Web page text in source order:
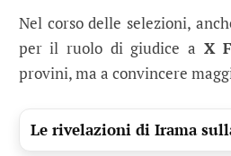
Nel corso delle selezioni,
per il ruolo di giudice a X
provini, ma a convincere
Le rivelazioni di Irama